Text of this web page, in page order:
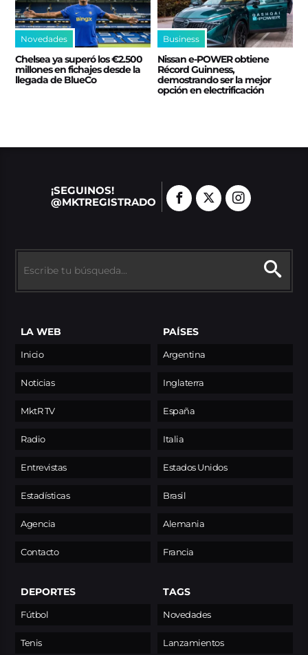
Novedades
Chelsea ya superó los €2.500
millones en fichajes desde la
llegada de BlueCo
Business
Nissan e‑POWER obtiene
Récord Guinness,
demostrando ser la mejor
opción en electrificación
¡SEGUINOS!
@MKTREGISTRADO
LA WEB
Inicio
Noticias
MktR TV
Radio
Entrevistas
Estadísticas
Agencia
Contacto
PAÍSES
Argentina
Inglaterra
España
Italia
Estados Unidos
Brasil
Alemania
Francia
DEPORTES
Fútbol
Tenis
TAGS
Novedades
Lanzamientos